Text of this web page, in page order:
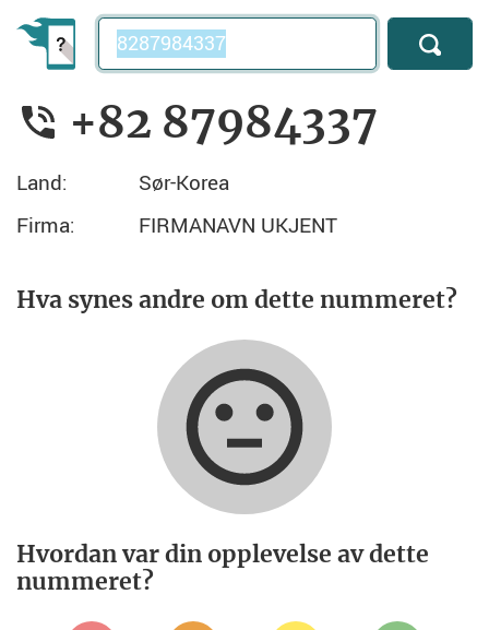
Telefonnummer
+82 87984337
Land:
Sør-Korea
Firma:
FIRMANAVN UKJENT
Hva synes andre om dette nummeret?
Hvordan var din opplevelse av dette
nummeret?